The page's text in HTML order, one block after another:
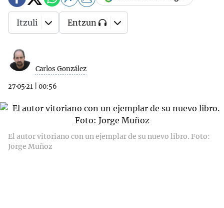
Carlos González
27·05·21 00:56
Itzuli Entzun
El autor vitoriano con un ejemplar de su nuevo libro. Foto:
Jorge Muñoz